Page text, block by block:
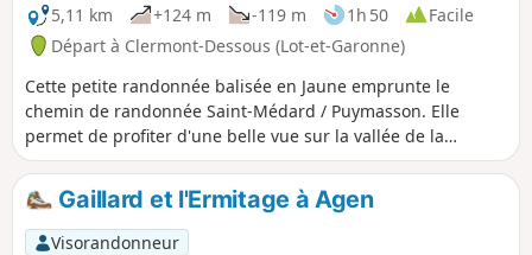
5,11 km
+124 m -119 m 1h 50
Facile
Départ à Clermont-Dessous (Lot-et-Garonne)
Cette petite randonnée balisée en Jaune emprunte le
chemin de randonnée Saint-Médard / Puymasson. Elle
permet de profiter d'une belle vue sur la vallée de la
Garonne au départ, de traverser une jolie forêt, de voir une
curiosité (mémorial suite à un crash d'avion) et de parcourir
des chemins très calmes. Peut être faite avec de jeunes
enfants.
Gaillard et l'Ermitage à Agen
Visorandonneur